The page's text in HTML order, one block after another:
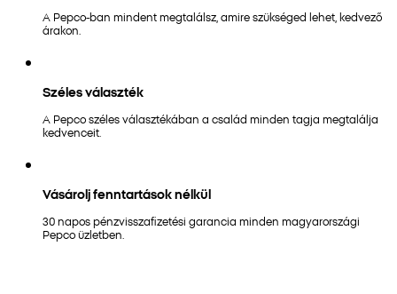
A Pepco-ban mindent megtalálsz, amire szükséged lehet, kedvező
árakon.
Széles választék
A Pepco széles választékában a család minden tagja megtalálja
kedvenceit.
Vásárolj fenntartások nélkül
30 napos pénzvisszafizetési garancia minden magyarországi
Pepco üzletben.